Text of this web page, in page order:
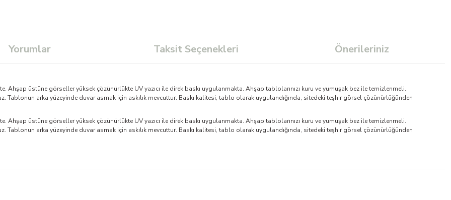
Yorumlar Taksit Seçenekleri Önerileriniz
üstüne görseller yüksek çözünürlükte UV yazıcı ile direk baskı uygulanmakta. Ahşap tablolarınızı kuru ve yumuşak bez ile temizlenmeli.
Tablonun arka yüzeyinde duvar asmak için askılık mevcuttur. Baskı kalitesi, tablo olarak uygulandığında, sitedeki teşhir görsel çözünürlüğünden
üstüne görseller yüksek çözünürlükte UV yazıcı ile direk baskı uygulanmakta. Ahşap tablolarınızı kuru ve yumuşak bez ile temizlenmeli.
Tablonun arka yüzeyinde duvar asmak için askılık mevcuttur. Baskı kalitesi, tablo olarak uygulandığında, sitedeki teşhir görsel çözünürlüğünden